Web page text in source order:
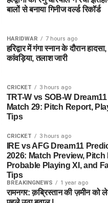
बालों से बनाया गिनीज वर्ल्ड रिकॉर्ड
HARIDWAR 7 hours ago
हरिद्वार में गंगा स्नान के दौरान
कांवड़िया, तलाश जारी
CRICKET 3 hours ago
TRT-W vs SOB-W
Match 29: Pitch Report,
Tips
CRICKET 3 hours ago
IRE vs AFG Dream11
2026: Match Preview, Pitch
Probable Playing XI, and
Tips
BREAKINGNEWS 1 year ago
रामनगर: क़ब्रिस्तान की ज़मीन को